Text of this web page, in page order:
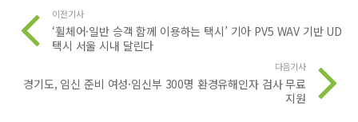
이전기사
‘휠체어·일반 승객 함께 이용하는 택시’ 기아 PV5 WAV 기반 UD
택시 서울 시내 달린다
다음기사
경기도, 임신 준비 여성·임신부 300명 환경유해인자 검사 무료
지원